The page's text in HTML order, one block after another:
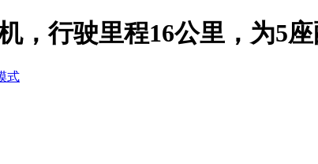
，行驶里程16公里，为5
式